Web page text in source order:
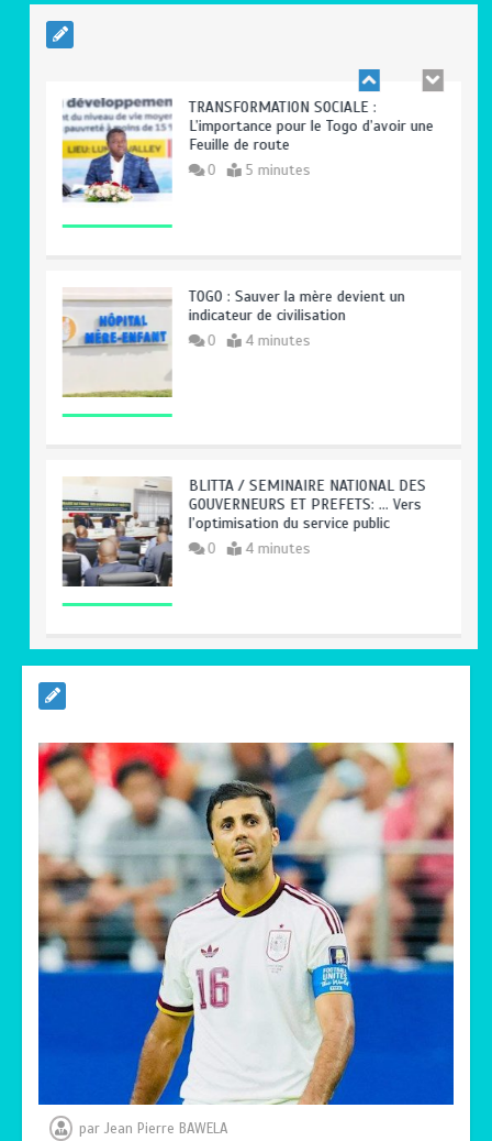
TRANSFORMATION SOCIALE :
L’importance pour le Togo d’avoir une
Feuille de route
0 5 minutes
TOGO : Sauver la mère devient un
indicateur de civilisation
0 4 minutes
BLITTA / SEMINAIRE NATIONAL DES
GOUVERNEURS ET PREFETS: … Vers
l’optimisation du service public
0 4 minutes
0 5 minutes
TRANSFORMATION SOCIALE :
L’importance pour le Togo d’avoir une
Feuille de route
5 minutes
TOGO : Sauver la mère devient un
indicateur de civilisation
0
4 minutes
par Jean Pierre BAWELA